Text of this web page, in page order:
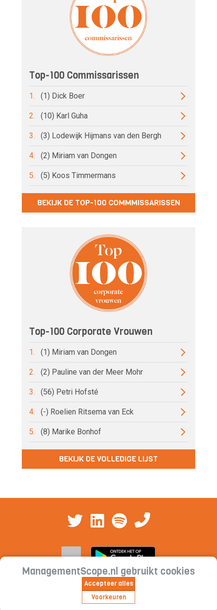
Top-100 Commissarissen
1. (1) Dick Boer
2. (10) Karl Guha
3. (3) Lodewijk Hijmans van den Bergh
4. (2) Miriam van Dongen
5. (5) Koos Timmermans
BEKIJK DE TOP-100 COMMMISSARISSEN
Top-100 Corporate Vrouwen
1. (1) Miriam van Dongen
2. (2) Pauline van der Meer Mohr
3. (56) Petri Hofsté
4. (-) Roelien Ritsema van Eck
5. (8) Marike Bonhof
BEKIJK DE VOLLEDIGE LIJST
Cookieverklaring | Privacyverklaring |
Abonnementsvoorwaarden
ManagementScope.nl gebruikt cookies
Accepteer alles
Voorkeuren